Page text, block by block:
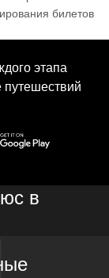
билетов
этапа
в